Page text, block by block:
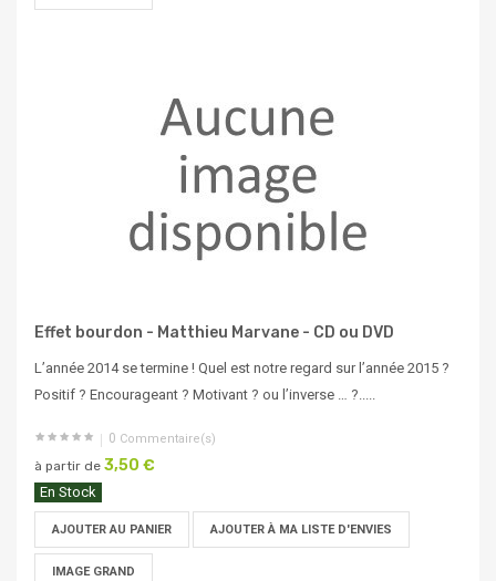
Effet bourdon - Matthieu Marvane - CD ou DVD
L’année 2014 se termine ! Quel est notre regard sur l’année 2015 ?
Positif ? Encourageant ? Motivant ? ou l’inverse … ?.....
0 Commentaire(s)
à partir de 3,50 €
En Stock
AJOUTER AU PANIER AJOUTER À MA LISTE D'ENVIES
IMAGE GRAND